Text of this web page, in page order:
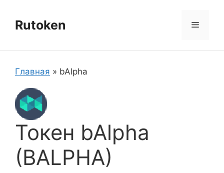
содержимому
Rutoken Меню
Главная » bAlpha
Токен bAlpha
(BALPHA)